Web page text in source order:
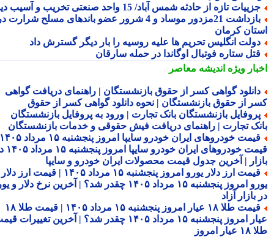
تازه از حادثه شمس آباد/ 15 واحد صنعتی تخریب و آسیب دید
بازداشت 21مزدور موساد و 4 شرور عضو باندهای مسلح شرارت در
کرمان
انگلیس تحریم ها علیه روسیه را بار دیگر گسترش داد
ستاره فوتبال اوگاندا در حمله سارقان
ویژهاندیشه معاصر
گواهی کسر از حقوق بازنشستگان | راهنمای دریافت گواهی
از حقوق بازنشستگان | نحوه دانلود گواهی کسر از حقوق
بازنشستگان بانک تجارت | ورود به پروفایل بازنشستگان
تجارت | راهنمای دریافت فیش حقوقی و خدمات بازنشستگان
قیمت خودروهای ایران خودرو سایپا امروز پنجشنبه ۱۵ مرداد ۱۴۰۵ |
قیمت خودروهای ایران خودرو سایپا امروز پنجشنبه ۱۵ مرداد ۱۴۰۵ در
| آخرین جدول قیمت محصولات ایران خودرو و سایپا
قیمت ارز دلار یورو امروز پنجشنبه ۱۵ مرداد ۱۴۰۵ | قیمت ارز دلار
یورو امروز پنجشنبه ۱۵ مرداد ۱۴۰۵ چقدر شد؟ | آخرین نرخ دلار و یورو
آزاد
قیمت طلا ۱۸ عیار امروز پنجشنبه ۱۵ مرداد ۱۴۰۵ | قیمت طلا ۱۸
عیار امروز پنجشنبه ۱۵ مرداد ۱۴۰۵ چقدر شد؟ | آخرین تغییرات قیمت
امروز